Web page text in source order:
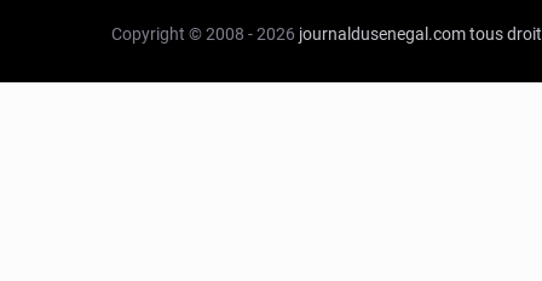
Copyright © 2008 - 2026 journaldusenegal.comtous